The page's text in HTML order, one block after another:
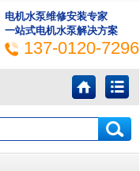
电机水泵维修安装专家
一站式电机水泵解决方案
137-0120-7296